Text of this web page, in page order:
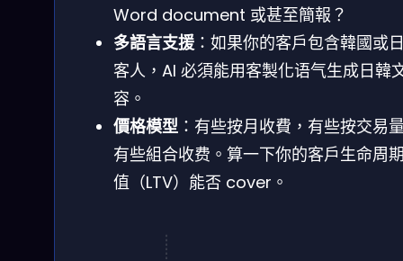
Word document 或甚至簡報？
多語言支援：如果你的客戶包含韓國或
客人，AI 必須能用客製化语气生成日韓
容。
價格模型 ：有些按月收費，有些按交易
有些組合收费。算一下你的客戶生命周
值（LTV）能否 cover。